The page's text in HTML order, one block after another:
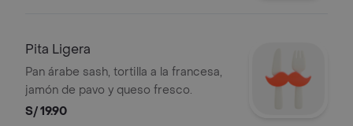
Pita Ligera
Pan árabe sash, tortilla a la francesa,
jamón de pavo y queso fresco.
S/ 19.90